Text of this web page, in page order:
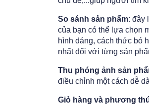
So sánh sản phẩm: đây
của bạn có thể lựa chọn
hình dáng, cách thức bó
nhất đối với từng sản
Thu phóng ảnh sản
điều chỉnh một cách dễ
Giỏ hàng và phương